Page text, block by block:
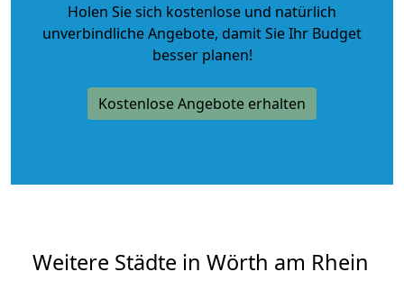
Holen Sie sich kostenlose und natürlich
unverbindliche Angebote, damit Sie Ihr Budget
besser planen!
Kostenlose Angebote erhalten
Weitere Städte in Wörth am Rhein